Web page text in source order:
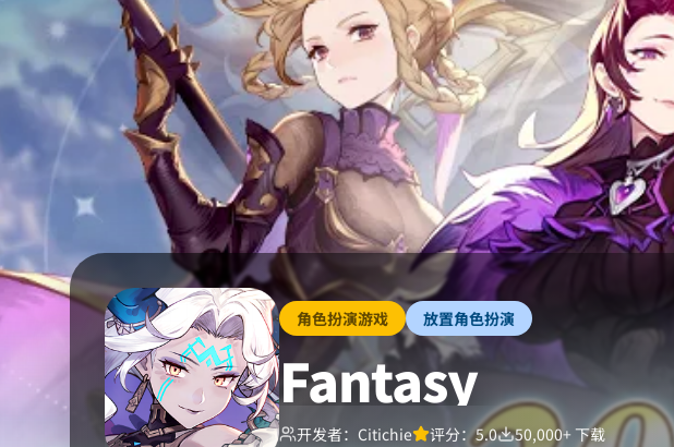
角色扮演游戏 放置角色扮演
Fantasy
开发者： Citichie 评分：5.0 50,000+ 下载